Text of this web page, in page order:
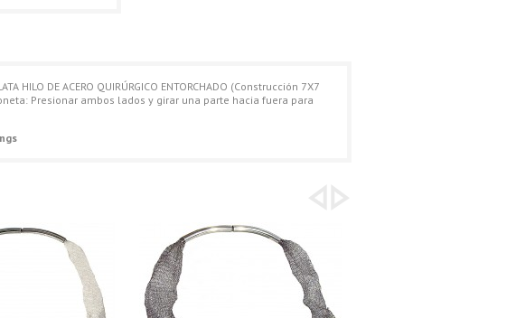
HILO DE ACERO QUIRÚRGICO ENTORCHADO (Construcción 7X7
Presionar ambos lados y girar una parte hacia fuera para